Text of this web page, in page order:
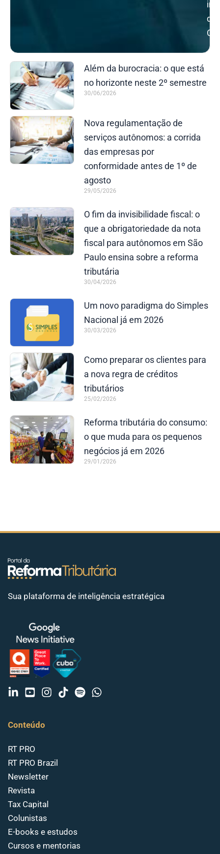
da
Além da burocracia: o que está
no horizonte neste 2º semestre
30/06/2026
Nova regulamentação de
serviços autônomos: a corrida
das empresas por
conformidade antes de 1º de
agosto
29/05/2026
O fim da invisibilidade fiscal: o
que a obrigatoriedade da nota
fiscal para autônomos em São
Paulo ensina sobre a reforma
tributária
30/04/2026
Um novo paradigma do Simples
Nacional já em 2026
30/03/2026
Como preparar os clientes para
a nova regra de créditos
tributários
25/02/2026
Reforma tributária do consumo:
o que muda para os pequenos
negócios já em 2026
29/01/2026
Sua plataforma de inteligência estratégica
Conteúdo
RT PRO
RT PRO Brazil
Newsletter
Revista
Tax Capital
Colunistas
E-books e estudos
Cursos e mentorias